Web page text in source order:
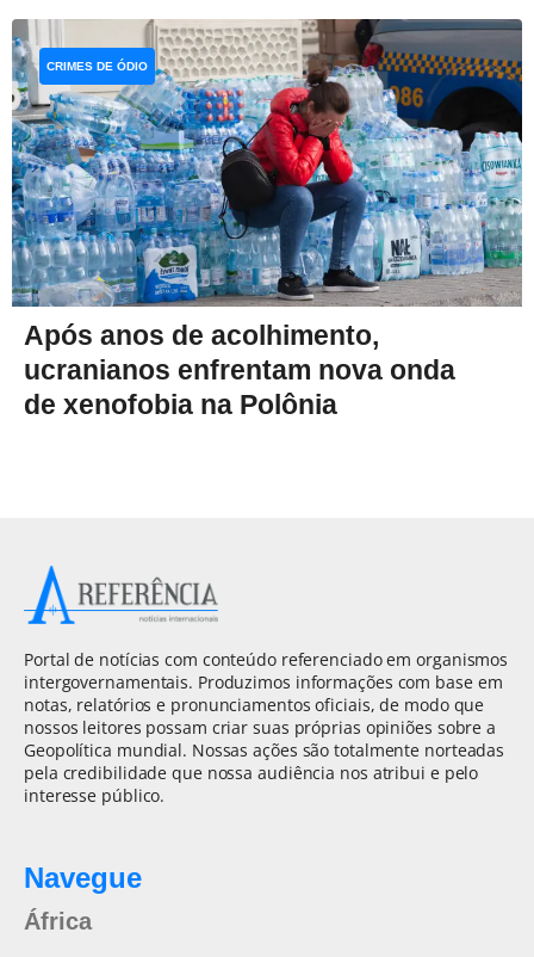
Após anos de acolhimento,
ucranianos enfrentam nova onda
de xenofobia na Polônia
CRIMES DE ÓDIO
Portal de notícias com conteúdo referenciado em organismos
intergovernamentais. Produzimos informações com base em
notas, relatórios e pronunciamentos oficiais, de modo que
nossos leitores possam criar suas próprias opiniões sobre a
Geopolítica mundial. Nossas ações são totalmente norteadas
pela credibilidade que nossa audiência nos atribui e pelo
interesse público.
Navegue
África